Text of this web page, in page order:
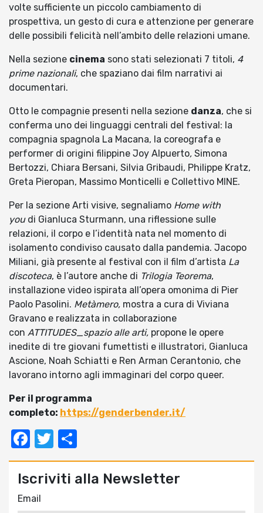
volte sufficiente un piccolo cambiamento di
prospettiva, un gesto di cura e attenzione per generare
delle possibili felicità nell’ambito delle relazioni umane.
Nella sezione cinema sono stati selezionati 7 titoli, 4
prime nazionali, che spaziano dai film narrativi ai
documentari.
Otto le compagnie presenti nella sezione danza, che si
conferma uno dei linguaggi centrali del festival: la
compagnia spagnola La Macana, la coreografa e
performer di origini filippine Joy Alpuerto, Simona
Bertozzi, Chiara Bersani, Silvia Gribaudi, Philippe Kratz,
Greta Pieropan, Massimo Monticelli e Collettivo MINE.
Per la sezione Arti visive, segnaliamo Home with
youdi Gianluca Sturmann, una riflessione sulle
relazioni, il corpo e l’identità nata nel momento di
isolamento condiviso causato dalla pandemia. Jacopo
Miliani, già presente al festival con il film d’artista La
discoteca, è l’autore anche di Trilogia Teorema,
installazione video ispirata all’opera omonima di Pier
Paolo Pasolini. Metàmero, mostra a cura di Viviana
Gravano e realizzata in collaborazione
con ATTITUDES_spazio alle arti, propone le opere
inedite di tre giovani fumettisti e illustratori, Gianluca
Ascione, Noah Schiatti e Ren Arman Cerantonio, che
lavorano intorno agli immaginari del corpo queer.
Per il programma
completo: https://genderbender.it/
Facebook
Twitter
Iscriviti alla Newsletter
Email